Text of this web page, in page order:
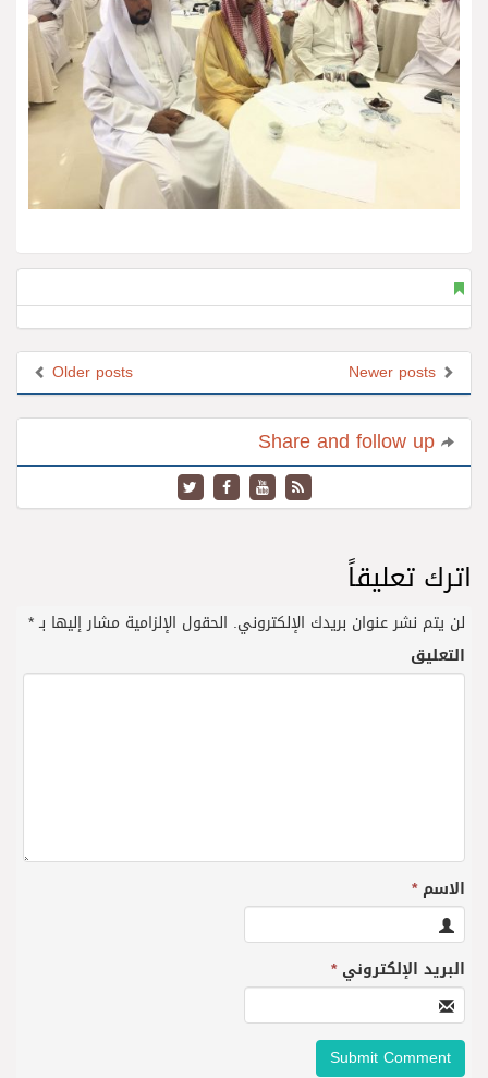
Older posts
اترك تعليقاً
لن يتم نشر عنوان بريدك الإلكتروني. الحقول الإلزامية مشار إليها بـ*
التعليق
الاسم*
البريد الإلكتروني*